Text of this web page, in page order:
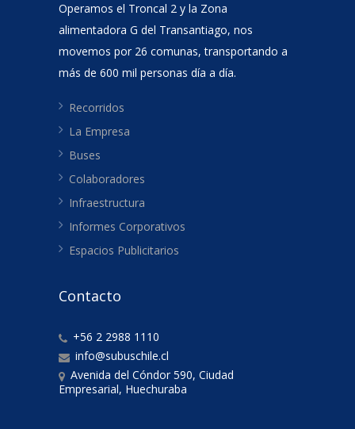
Operamos el Troncal 2 y la Zona
alimentadora G del Transantiago, nos
movemos por 26 comunas, transportando a
más de 600 mil personas día a día.
Recorridos
La Empresa
Buses
Colaboradores
Infraestructura
Informes Corporativos
Espacios Publicitarios
Contacto
+56 2 2988 1110
info@subuschile.cl
Avenida del Cóndor 590, Ciudad
Empresarial, Huechuraba